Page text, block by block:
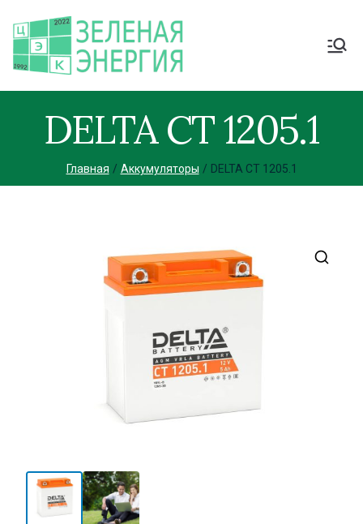
DELTA CT 1205.1
Главная Аккумуляторы DELTA CT 1205.1